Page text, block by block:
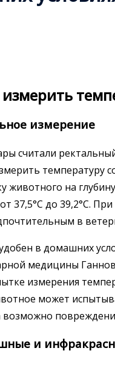
измерение
считали
температуру
на
37,5°C до 39,2°C.
в
в домашних
медицины
измерения
может
и